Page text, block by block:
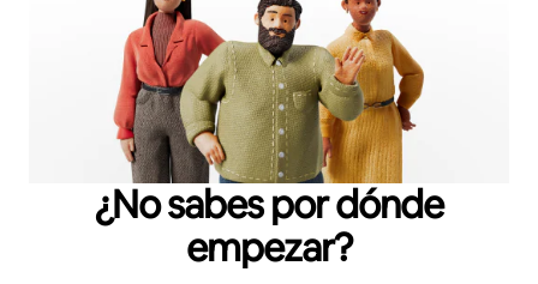
¿No sabes por dónde
empezar?